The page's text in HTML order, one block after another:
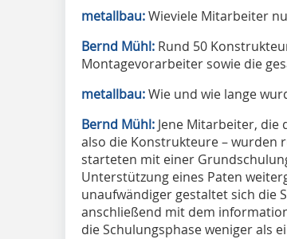
metallbau:Wieviele Mitarbeiter
Bernd Mühl: Rund 50
Montagevorarbeiter sowie die
metallbau:Wie und wie lange
Bernd Mühl: Jene Mitarbeiter,
also die Konstrukteure – wurden
starteten mit einer
Unterstützung eines Paten
unaufwändiger gestaltet sich die
anschließend mit dem
die Schulungsphase weniger als